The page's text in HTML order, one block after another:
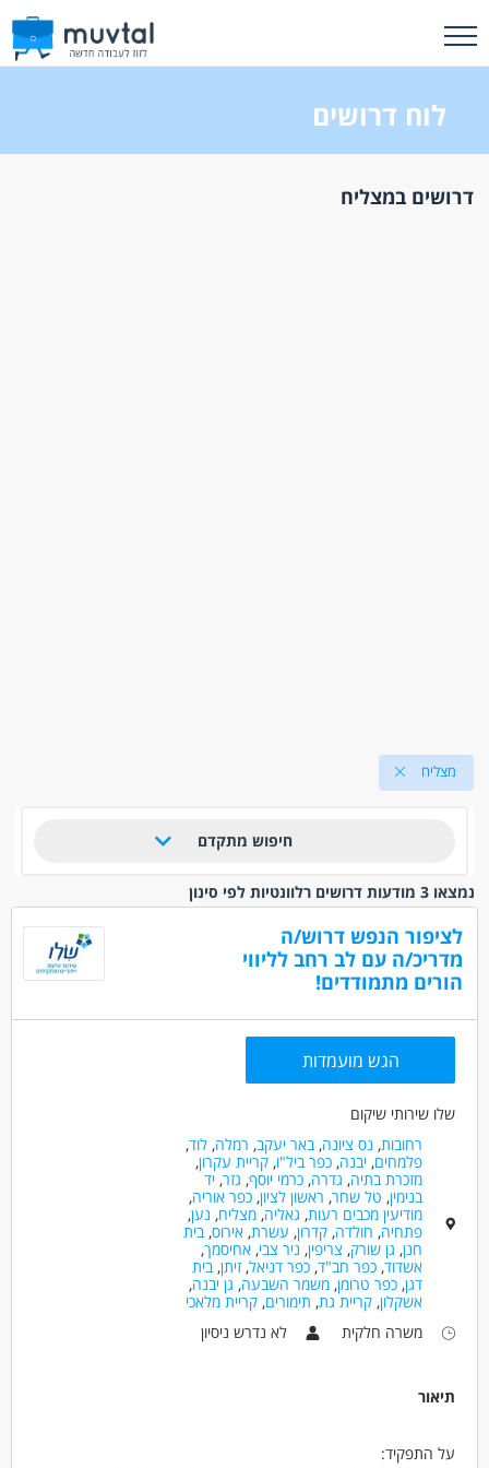
לוח דרושים
דרושים במצליח
מצליח
חיפוש מתקדם
נמצאו 3 מודעות דרושים רלוונטיות לפי סינון
לציפור הנפש דרוש/ה
מדריכ/ה עם לב רחב לליווי
הורים מתמודדים!
הגש מועמדות
שלו שירותי שיקום
רחובות, נס ציונה,באר יעקב, רמלה,לוד,
פלמחים,יבנה,כפר ביל"ו,קריית עקרון,
מזכרת בתיה, גדרה,כרמי יוסף, גזר,יד
בנימין, טל שחר, ראשון לציון,כפר אוריה,
מודיעין מכבים רעות, גאליה,מצליח, נען,
פתחיה, חולדה,קדרון, עשרת,אירוס,בית
חנן, גן שורק, צריפין, ניר צבי,אחיסמך,
אשדוד,כפר חב"ד,כפר דניאל,זיתן,בית
דגן,כפר טרומן,משמר השבעה, גן יבנה,
אשקלון,קריית גת, תימורים,קריית מלאכי
משרה חלקית
לא נדרש ניסיון
תיאור
על התפקיד: